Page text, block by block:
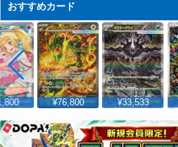
おすすめカード
¥76,800 ¥33,533